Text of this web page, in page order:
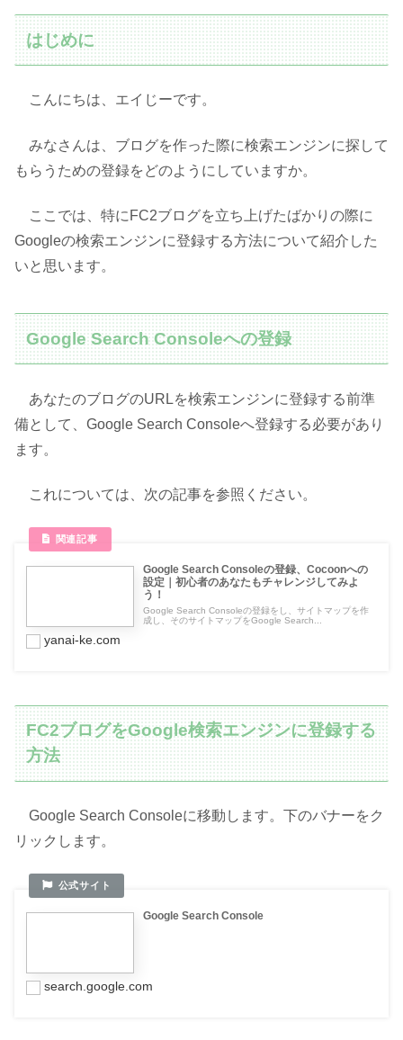
はじめに
こんにちは、エイじーです。
みなさんは、ブログを作った際に検索エンジンに探して
もらうための登録をどのようにしていますか。
ここでは、特にFC2ブログを立ち上げたばかりの際に
Googleの検索エンジンに登録する方法について紹介した
いと思います。
Google Search Consoleへの登録
あなたのブログのURLを検索エンジンに登録する前準
備として、Google Search Consoleへ登録する必要があり
ます。
これについては、次の記事を参照ください。
Google Search Consoleの登録、Cocoonへの
設定｜初心者のあなたもチャレンジしてみよ
う！
Google Search Consoleの登録をし、サイトマップを作
成し、そのサイトマップをGoogle Search...
yanai-ke.com
FC2ブログをGoogle検索エンジンに登録する
方法
Google Search Consoleに移動します。下のバナーをク
リックします。
Google Search Console
search.google.com